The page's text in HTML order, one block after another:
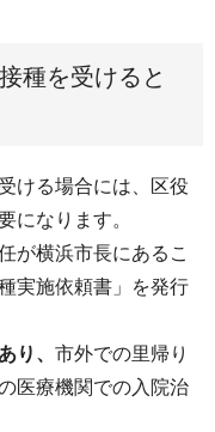
種を受けると
ける場合には、区役
になります。
が横浜市長にあるこ
実施依頼書」を発行
り、 市外での里帰り
医療機関での入院治